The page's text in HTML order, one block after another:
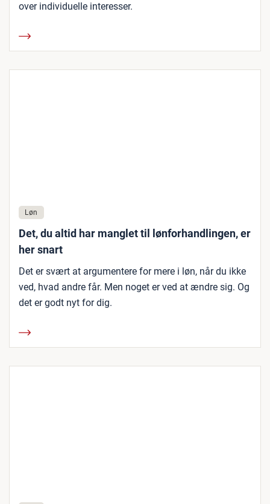
over individuelle interesser.
Løn
Det, du altid har manglet til lønforhandlingen, er
her snart
Det er svært at argumentere for mere i løn, når du ikke
ved, hvad andre får. Men noget er ved at ændre sig. Og
det er godt nyt for dig.